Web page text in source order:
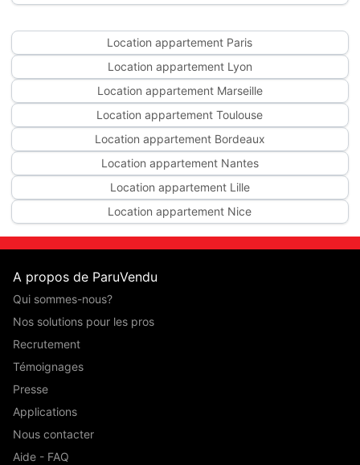
Location appartement Paris
Location appartement Lyon
Location appartement Marseille
Location appartement Toulouse
Location appartement Bordeaux
Location appartement Nantes
Location appartement Lille
Location appartement Nice
A propos de ParuVendu
Qui sommes-nous?
Nos solutions pour les pros
Recrutement
Témoignages
Presse
Applications
Nous contacter
Aide - FAQ